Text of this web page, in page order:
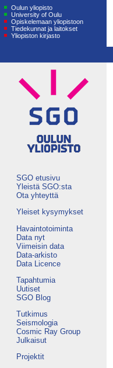
Oulun yliopisto
University of Oulu
Opiskelemaan yliopistoon
Tiedekunnat ja laitokset
Yliopiston kirjasto
SGO etusivu
Yleistä SGO:sta
Ota yhteyttä
Yleiset kysymykset
Havaintotoiminta
Data nyt
Viimeisin data
Data-arkisto
Data Licence
Tapahtumia
Uutiset
SGO Blog
Tutkimus
Seismologia
Cosmic Ray Group
Julkaisut
Projektit